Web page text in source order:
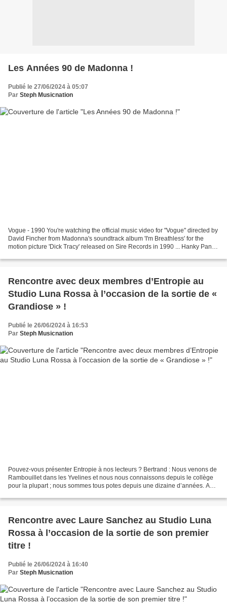
Les Années 90 de Madonna !
Publié le 27/06/2024 à 05:07
Par Steph Musicnation
Vogue - 1990 You're watching the official music video for "Vogue" directed by
David Fincher from Madonna's soundtrack album 'I'm Breathless' for the
motion picture 'Dick Tracy' released on Sire Records in 1990 ... Hanky Panky
Rencontre avec deux membres d’Entropie au
Studio Luna Rossa à l’occasion de la sortie de «
Grandiose » !
Publié le 26/06/2024 à 16:53
Par Steph Musicnation
Pouvez-vous présenter Entropie à nos lecteurs ? Bertrand : Nous venons de
Rambouillet dans les Yvelines et nous nous connaissons depuis le collège
pour la plupart ; nous sommes tous potes depuis une dizaine d’années. Au
Rencontre avec Laure Sanchez au Studio Luna
Rossa à l’occasion de la sortie de son premier
titre !
Publié le 26/06/2024 à 16:40
Par Steph Musicnation